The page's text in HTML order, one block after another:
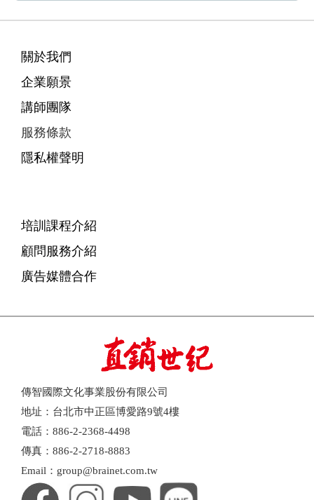
關於我們
企業願景
講師團隊
服務條款
隱私權聲明
培訓課程介紹
顧問服務介紹
廣告媒體合作
傳智國際文化事業股份有限公司
地址：台北市中正區博愛路9號4樓
電話：886-2-2368-4498
傳真：886-2-2718-8883
Email：group@brainet.com.tw